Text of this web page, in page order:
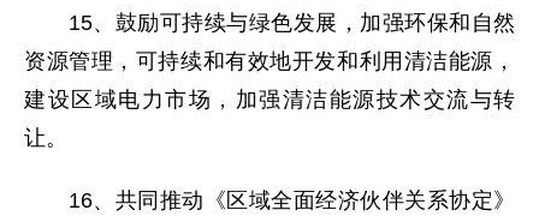
15、鼓励可持续与绿色发展，加强环保和自然
资源管理，可持续和有效地开发和利用清洁能源，
建设区域电力市场，加强清洁能源技术交流与转
让。
16、共同推动《区域全面经济伙伴关系协定》